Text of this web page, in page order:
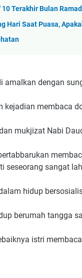
Terakhir Bulan
Hari Saat Puasa,
amalkan dengan
membaca
mukjizat Nabi
seseorang sangat
hidup
berumah tangga
istri